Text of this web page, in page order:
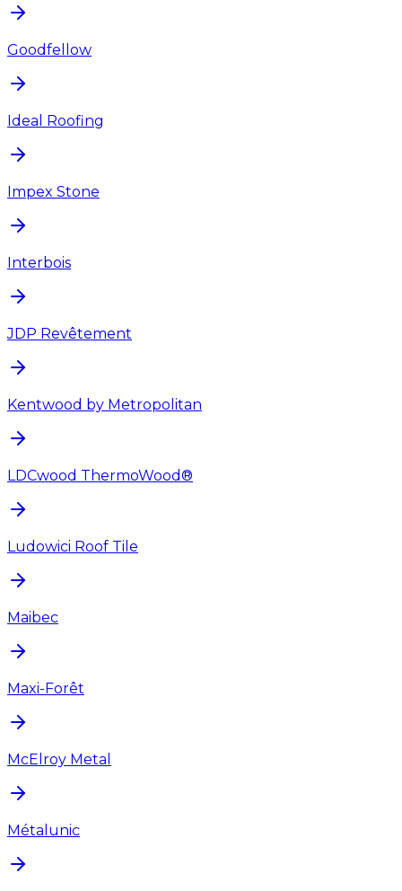
Goodfellow
Ideal Roofing
Impex Stone
Interbois
JDP Revêtement
Kentwood by Metropolitan
LDCwood ThermoWood®
Ludowici Roof Tile
Maibec
Maxi-Forêt
McElroy Metal
Métalunic